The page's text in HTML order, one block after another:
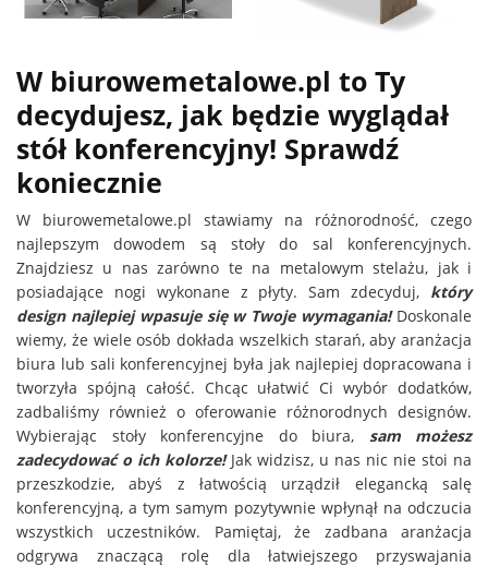
W biurowemetalowe.pl to Ty
decydujesz, jak będzie wyglądał
stół konferencyjny! Sprawdź
koniecznie
W biurowemetalowe.pl stawiamy na różnorodność, czego
najlepszym dowodem są stoły do sal konferencyjnych.
Znajdziesz u nas zarówno te na metalowym stelażu, jak i
posiadające nogi wykonane z płyty. Sam zdecyduj, który
design najlepiej wpasuje się w Twoje wymagania!Doskonale
wiemy, że wiele osób dokłada wszelkich starań, aby aranżacja
biura lub sali konferencyjnej była jak najlepiej dopracowana i
tworzyła spójną całość. Chcąc ułatwić Ci wybór dodatków,
zadbaliśmy również o oferowanie różnorodnych designów.
Wybierając stoły konferencyjne do biura, sam możesz
zadecydować o ich kolorze!Jak widzisz, u nas nic nie stoi na
przeszkodzie, abyś z łatwością urządził elegancką salę
konferencyjną, a tym samym pozytywnie wpłynął na odczucia
wszystkich uczestników. Pamiętaj, że zadbana aranżacja
odgrywa znaczącą rolę dla łatwiejszego przyswajania